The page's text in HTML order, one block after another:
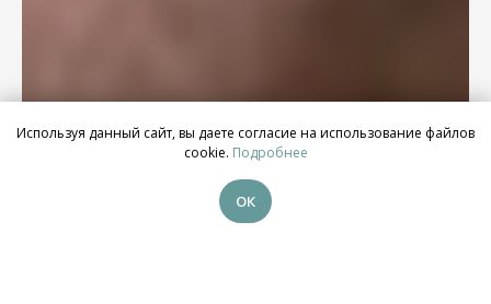
Используя данный сайт, вы даете согласие на использование файлов
cookie. Подробнее
ОК